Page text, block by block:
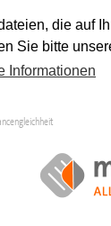
die auf
Sie bitte
Informationen